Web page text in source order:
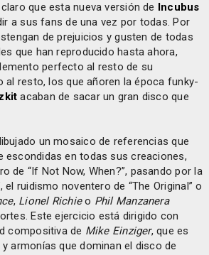
que esta nueva versión de Incubus
a sus fans de una vez por todas. Por
de prejuicios y gusten de todas
que han reproducido hasta ahora,
perfecto al resto de su
al resto, los que añoren la época funky-
acaban de sacar un gran disco que
un mosaico de referencias que
escondidas en todas sus creaciones,
de “If Not Now, When?”, pasando por la
el ruidismo noventero de “The Original” o
, Lionel Richieo Phil Manzanera
Este ejercicio está dirigido con
compositiva de Mike Einziger, que es
armonías que dominan el disco de